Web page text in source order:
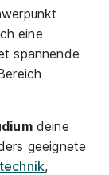
eine
spannende
deine
geeignete
,